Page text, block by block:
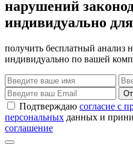
нарушений
индивидуально
получить бесплатный анализ
индивидуально по вашей
Подтверждаю согласие с
персональных данных и
соглашение